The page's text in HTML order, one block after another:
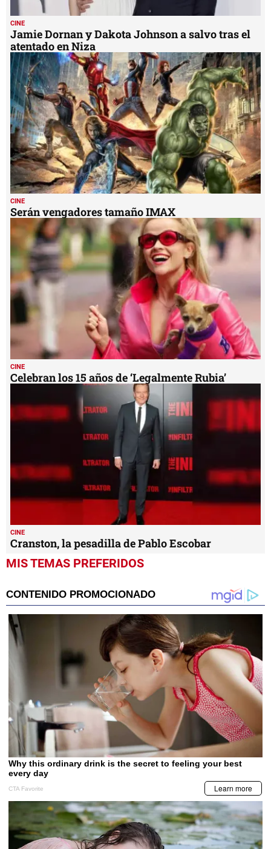
CINE
Jamie Dornan y Dakota Johnson a salvo tras el
atentado en Niza
CINE
Serán vengadores tamaño IMAX
CINE
Celebran los 15 años de ‘Legalmente Rubia’
CINE
Cranston, la pesadilla de Pablo Escobar
MIS TEMAS PREFERIDOS